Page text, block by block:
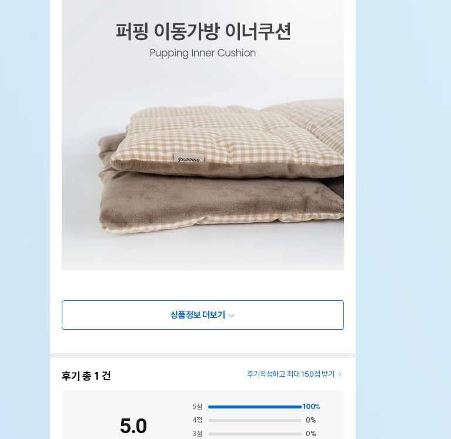
상품정보 더보기
후기 총 1 건 후기작성하고 최대 150점 받기
5.0
5점 100%
4점 0%
3점 0%